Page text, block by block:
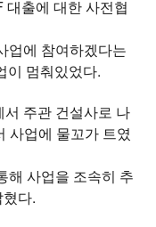
대출에 대한 사전협
업에 참여하겠다는
이 멈춰있었다.
주관 건설사로 나
사업에 물꼬가 트였
해 사업을 조속히 추
다.